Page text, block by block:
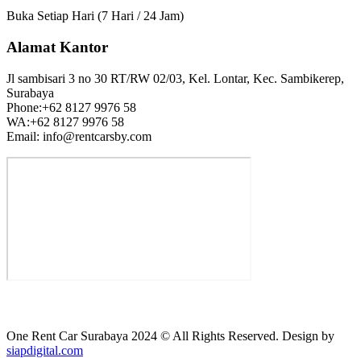
Buka Setiap Hari (7 Hari / 24 Jam)
Alamat Kantor
Jl sambisari 3 no 30 RT/RW 02/03, Kel. Lontar, Kec. Sambikerep,
Surabaya
Phone:+62 8127 9976 58
WA:+62 8127 9976 58
Email: info@rentcarsby.com
One Rent Car Surabaya 2024 © All Rights Reserved. Design by
siapdigital.com